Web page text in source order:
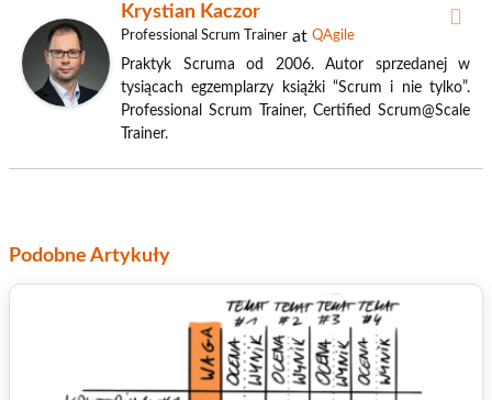
Krystian Kaczor
Professional Scrum Trainer at QAgile
Praktyk Scruma od 2006. Autor sprzedanej w
tysiącach egzemplarzy książki “Scrum i nie tylko”.
Professional Scrum Trainer, Certified Scrum@Scale
Trainer.
Podobne Artykuły